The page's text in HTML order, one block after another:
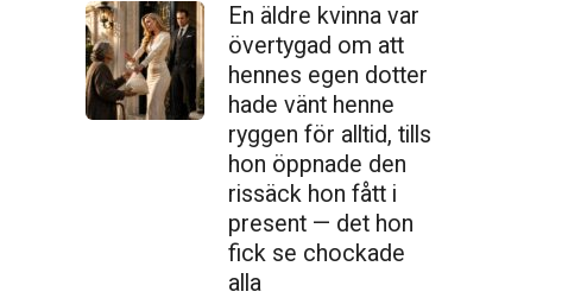
En äldre kvinna var
övertygad om att
hennes egen dotter
hade vänt henne
ryggen för alltid, tills
hon öppnade den
ris­säck hon fått i
present — det hon
fick se chockade
alla